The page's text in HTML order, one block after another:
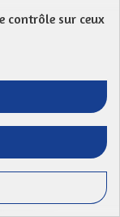
pour
contrôle sur ceux